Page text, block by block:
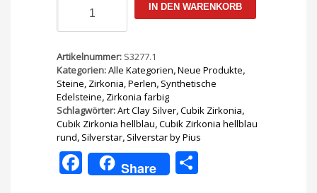
Zirkonia
2,0
mm
10Stk
Menge
IN DEN WARENKORB
Artikelnummer: S3277.1
Kategorien:Alle Kategorien,Neue Produkte,
Steine, Zirkonia, Perlen, Synthetische
Edelsteine, Zirkonia farbig
Schlagwörter:Art Clay Silver,Cubik Zirkonia,
Cubik Zirkonia hellblau,Cubik Zirkonia hellblau
rund, Silverstar, Silverstar by Pius
Facebook
Share